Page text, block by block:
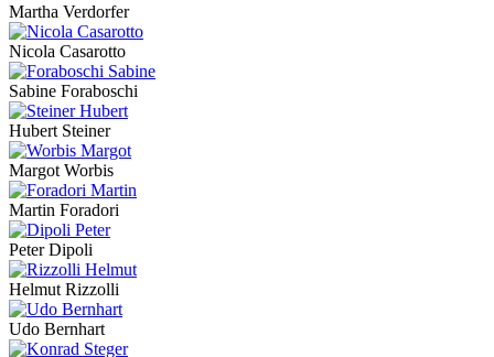
Martha Verdorfer
Nicola Casarotto
Sabine Foraboschi
Hubert Steiner
Margot Worbis
Martin Foradori
Peter Dipoli
Helmut Rizzolli
Udo Bernhart